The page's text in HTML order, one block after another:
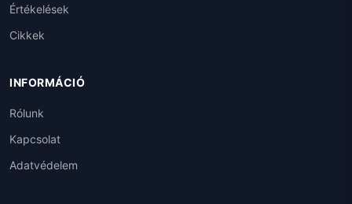
Értékelések
Cikkek
INFORMÁCIÓ
Rólunk
Kapcsolat
Adatvédelem